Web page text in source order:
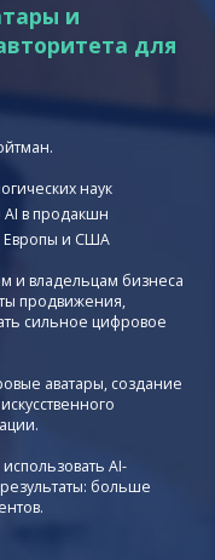
и
для
наук
AI в продакшн
Европы и США
и владельцам бизнеса
продвижения,
сильное цифровое
аватары, создание
AI-
больше